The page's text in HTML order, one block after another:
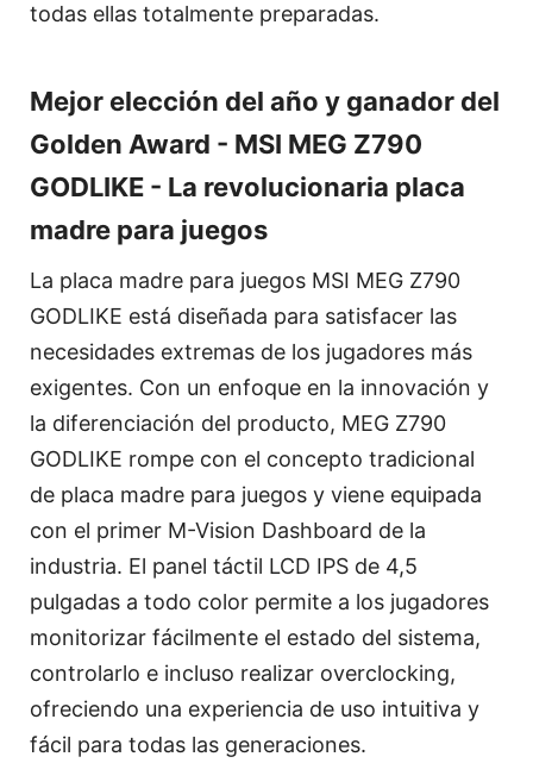
todas ellas totalmente preparadas.
Mejor elección del año y ganador del
Golden Award - MSI MEG Z790
GODLIKE - La revolucionaria placa
madre para juegos
La placa madre para juegos MSI MEG Z790
GODLIKE está diseñada para satisfacer las
necesidades extremas de los jugadores más
exigentes. Con un enfoque en la innovación y
la diferenciación del producto, MEG Z790
GODLIKE rompe con el concepto tradicional
de placa madre para juegos y viene equipada
con el primer M-Vision Dashboard de la
industria. El panel táctil LCD IPS de 4,5
pulgadas a todo color permite a los jugadores
monitorizar fácilmente el estado del sistema,
controlarlo e incluso realizar overclocking,
ofreciendo una experiencia de uso intuitiva y
fácil para todas las generaciones.